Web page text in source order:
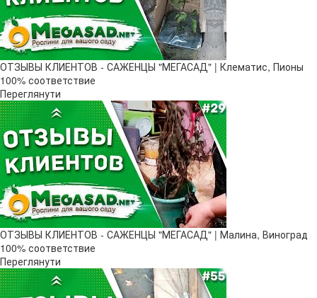
ОТЗЫВЫ КЛИЕНТОВ - САЖЕНЦЫ "МЕГАСАД" | Клематис, Пионы
100% соответствие
Переглянути
ОТЗЫВЫ КЛИЕНТОВ - САЖЕНЦЫ "МЕГАСАД" | Малина, Виноград
100% соответствие
Переглянути